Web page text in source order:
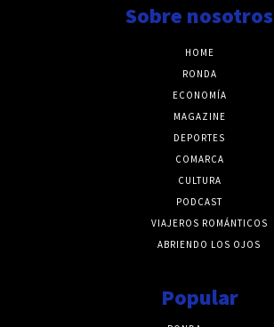
Sobre nosotros
HOME
RONDA
ECONOMÍA
MAGAZINE
DEPORTES
COMARCA
CULTURA
PODCAST
VIAJEROS ROMÁNTICOS
ABRIENDO LOS OJOS
Popular